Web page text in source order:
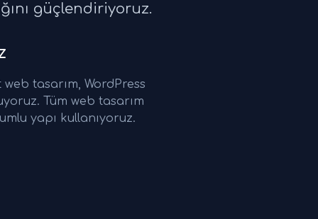
güçlendiriyoruz.
tasarım, WordPress
Tüm web tasarım
yapı kullanıyoruz.